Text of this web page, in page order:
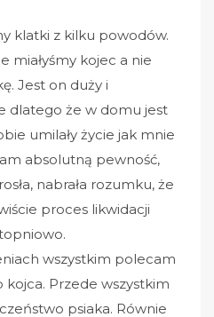
klatki z kilku powodów.
miałyśmy kojec a nie
Jest on duży i
dlatego że w domu jest
umilały życie jak mnie
absolutną pewność,
nabrała rozumku, że
proces likwidacji
wszystkim polecam
kojca. Przede wszystkim
psiaka. Równie